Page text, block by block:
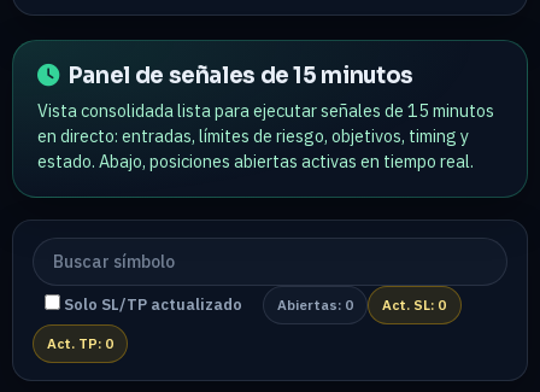
Panel de señales de 15 minutos
Vista consolidada lista para ejecutar señales de 15 minutos
en directo: entradas, límites de riesgo, objetivos, timing y
estado. Abajo, posiciones abiertas activas en tiempo real.
Solo SL/TP actualizado Abiertas: 0 Act. SL: 0
Act. TP: 0